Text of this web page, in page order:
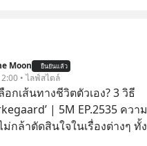
Moon ยืนยันแล้ว
• ไลฟ์สไตล์
กเส้นทางชีวิตตัวเอง? 3 วิธี
| 5M EP.2535 ความ
ม่กล้าตัดสินใจในเรื่องต่างๆ ทั้ง